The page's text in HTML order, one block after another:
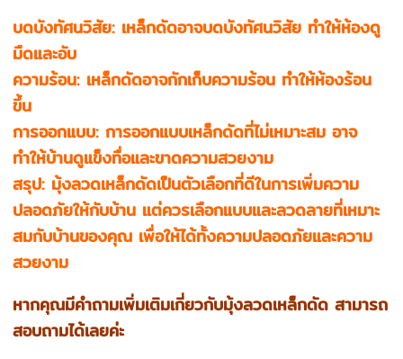
บดบังทัศนวิสัย: เหล็กดัดอาจบดบังทัศนวิสัย ทำให้ห้องดู
มืดและอับ
ความร้อน: เหล็กดัดอาจกักเก็บความร้อน ทำให้ห้องร้อน
ขึ้น
การออกแบบ: การออกแบบเหล็กดัดที่ไม่เหมาะสม อาจ
ทำให้บ้านดูแข็งทื่อและขาดความสวยงาม
สรุป: มุ้งลวดเหล็กดัดเป็นตัวเลือกที่ดีในการเพิ่มความ
ปลอดภัยให้กับบ้าน แต่ควรเลือกแบบและลวดลายที่เหมาะ
สมกับบ้านของคุณ เพื่อให้ได้ทั้งความปลอดภัยและความ
สวยงาม
หากคุณมีคำถามเพิ่มเติมเกี่ยวกับมุ้งลวดเหล็กดัด สามารถ
สอบถามได้เลยค่ะ